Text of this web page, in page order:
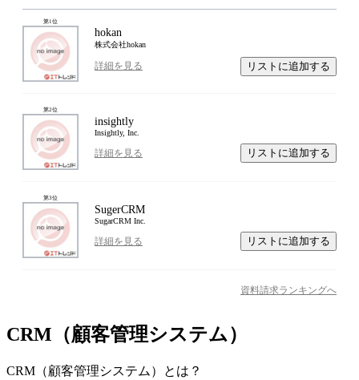
第1位
hokan
株式会社hokan
詳細を見る リストに追加する
第2位
insightly
Insightly, Inc.
詳細を見る リストに追加する
第3位
SugerCRM
SugarCRM Inc.
詳細を見る リストに追加する
資料請求ランキングへ
CRM（顧客管理システム）
CRM（顧客管理システム） とは？